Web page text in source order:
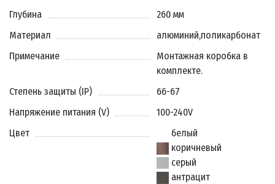
Глубина
260 мм
Материал
алюминий,поликарбонат
Примечание
Монтажная коробка в
комплекте.
Степень защиты (IP)
66-67
Напряжение питания (V)
100-240V
Цвет
белый
коричневый
серый
антрацит